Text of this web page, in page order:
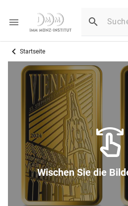
Startseite
Wischen Sie die